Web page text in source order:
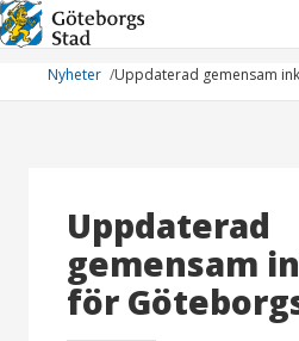
Hoppa
till
innehållNyheter Uppdaterad gemensam
Uppdaterad
gemensam
för